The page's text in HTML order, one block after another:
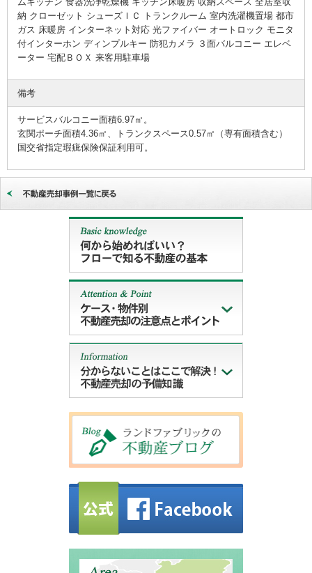
納 クローゼット シューズＩＣ トランクルーム 室内洗濯機置場 都市
ガス 床暖房 インターネット対応 光ファイバー オートロック モニタ
付インターホン ディンプルキー 防犯カメラ ３面バルコニー エレベ
ーター 宅配ＢＯＸ 来客用駐車場
備考
サービスバルコニー面積6.97㎡。
玄関ポーチ面積4.36㎡、トランクスペース0.57㎡（専有面積含む）
国交省指定瑕疵保険保証利用可。